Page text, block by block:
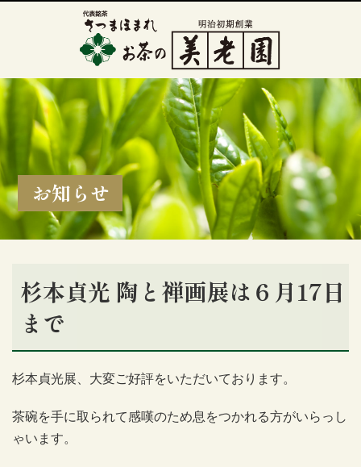
お知らせ
杉本貞光 陶と禅画展は６月17日
まで
杉本貞光展、大変ご好評をいただいております。
茶碗を手に取られて感嘆のため息をつかれる方がいらっし
ゃいます。